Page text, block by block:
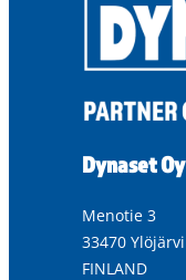
Dynaset Oy
Menotie 3
33470 Ylöjärvi
FINLAND